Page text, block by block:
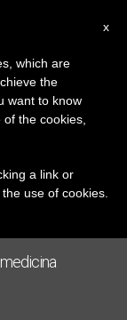
x
which are
the
want to know
the cookies,
a link or
use of cookies.